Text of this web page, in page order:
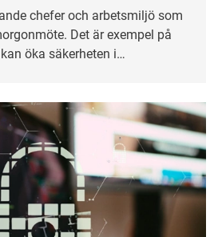
Det är exempel på
öka säkerheten i